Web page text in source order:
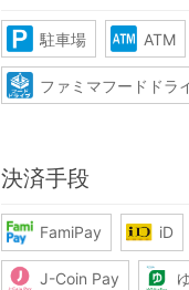
駐車場 ATM
ファミマフードドラ
決済手段
FamiPay iD
J-Coin Pay